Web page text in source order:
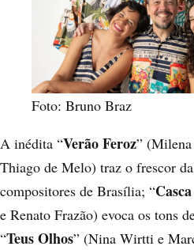
Foto: Bruno Braz
A inédita “Verão Feroz”
Thiago de Melo) traz o frescor
compositores de Brasília; “
e Renato Frazão) evoca os tons
“Teus Olhos” (Nina Wirtti e